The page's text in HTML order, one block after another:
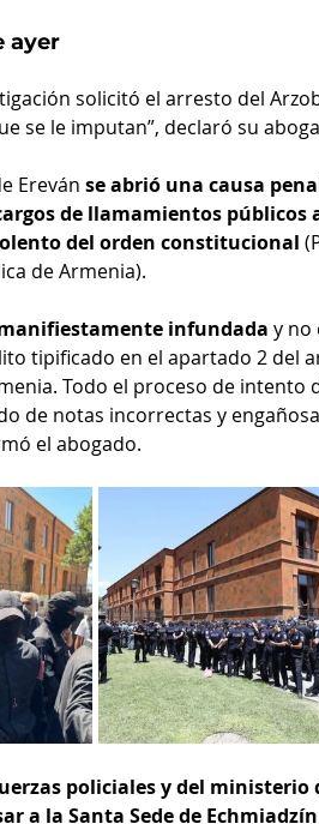
ayer
solicitó el arresto del
se le imputan”, declaró su
Ereván se abrió una causa
de llamamientos públicos
del orden constitucional
de Armenia).
infundada y no
tipificado en el apartado 2 del
Todo el proceso de
de notas incorrectas y
el abogado.
policiales y del ministerio
a la Santa Sede de